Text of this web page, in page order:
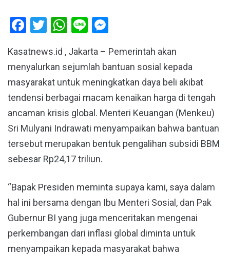
Facebook
Twitter
WhatsApp
Line
Kasatnews.id , Jakarta – Pemerintah akan
menyalurkan sejumlah bantuan sosial kepada
masyarakat untuk meningkatkan daya beli akibat
tendensi berbagai macam kenaikan harga di tengah
ancaman krisis global. Menteri Keuangan (Menkeu)
Sri Mulyani Indrawati menyampaikan bahwa bantuan
tersebut merupakan bentuk pengalihan subsidi BBM
sebesar Rp24,17 triliun.
“Bapak Presiden meminta supaya kami, saya dalam
hal ini bersama dengan Ibu Menteri Sosial, dan Pak
Gubernur BI yang juga menceritakan mengenai
perkembangan dari inflasi global diminta untuk
menyampaikan kepada masyarakat bahwa